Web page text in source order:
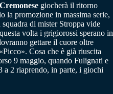
Cremonese giocherà il ritorno
la promozione in massima serie,
di mister Stroppa vide
volta i grigiorossi sperano in
gettare il cuore oltre
Cosa che è già riuscita
9 maggio, quando Fulignati e
a 2 riaprendo, in parte, i giochi